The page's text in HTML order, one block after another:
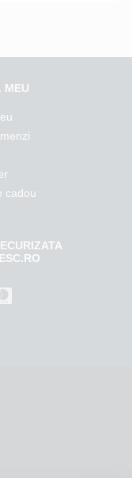
MEU
cadou